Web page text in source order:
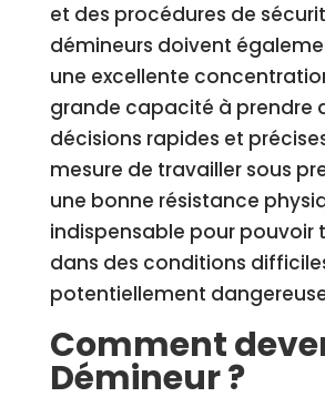
et des procédures de
démineurs doivent
une excellente
grande capacité à prendre
décisions rapides et
mesure de travailler sous
une bonne résistance
indispensable pour pouvoir
dans des conditions
potentiellement
Comment
Démineur ?